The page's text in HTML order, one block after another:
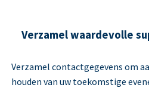
Verzamel waardevolle
Verzamel contactgegevens om
houden van uw toekomstige